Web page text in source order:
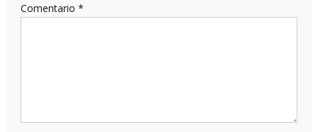
Comentario *